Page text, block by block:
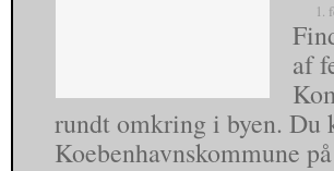
1.
af
rundt omkring i byen. Du
Koebenhavnskommune